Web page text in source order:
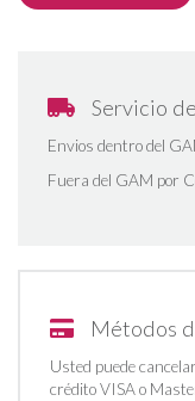
Servicio
Envios dentro del
Fuera del GAM por
Métodos
Usted puede
crédito VISA o